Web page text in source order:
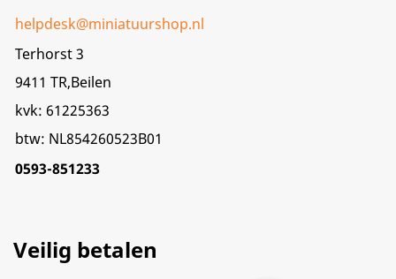
helpdesk@miniatuurshop.nl
Terhorst 3
9411 TR,Beilen
kvk: 61225363
btw: NL854260523B01
0593-851233
Veilig betalen